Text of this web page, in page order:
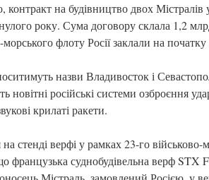
контракт на будівництво двох
року. Сума договору склала 1,2
морського флоту Росії заклали на
назви Владивосток і
новітні російські системи озброєння
крилаті ракети.
стенді верфі у рамках 23-го
французька суднобудівельна верф STX